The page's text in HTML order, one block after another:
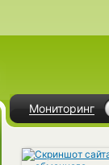
Мониторинг